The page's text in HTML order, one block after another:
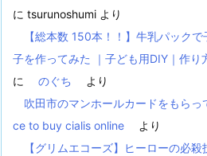
に tsurunoshumi より
【総本数 150本！！】牛乳パック
子を作ってみた ｜子ども用DIY｜作り
に
のぐち
より
吹田市のマンホールカードをもらっ
ce to buy cialis online
より
【グリムエコーズ】ヒーローの必